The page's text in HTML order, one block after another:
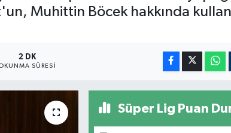
Muhittin Böcek hakkında
2 DK
SÜRESI
Süper Lig Puan